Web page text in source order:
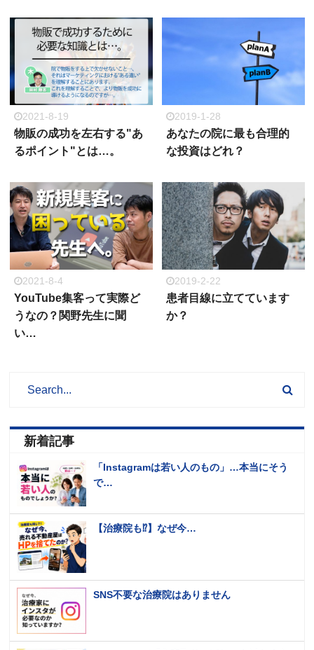
2021-8-19
物販の成功を左右する"あ
るポイント"とは…。
2019-1-28
あなたの院に最も合理的
な投資はどれ？
2021-8-4
YouTube集客って実際ど
うなの？関野先生に聞
い…
2019-2-22
患者目線に立てています
か？
新着記事
「Instagramは若い人のもの」…本当にそう
で…
【治療院も⁉️】なぜ今…
SNS不要な治療院はありません